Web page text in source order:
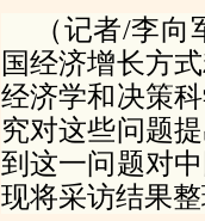
（记者/李向
国经济增长方
经济学和决策
究对这些问题
到这一问题对
现将采访结果